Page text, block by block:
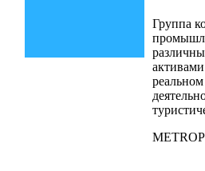
Группа